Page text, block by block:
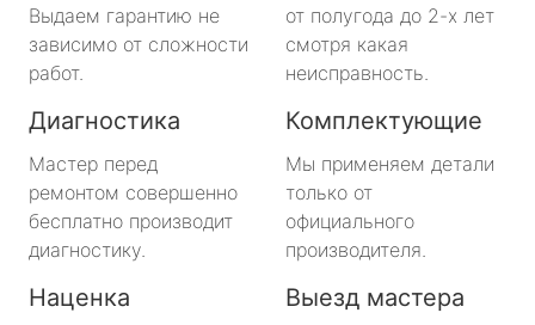
Выдаем гарантию не
зависимо от сложности
работ.
от полугода до 2-х лет
смотря какая
неисправность.
Диагностика
Мастер перед
ремонтом совершенно
бесплатно производит
диагностику.
Комплектующие
Мы применяем детали
только от
официального
производителя.
Наценка Выезд мастера